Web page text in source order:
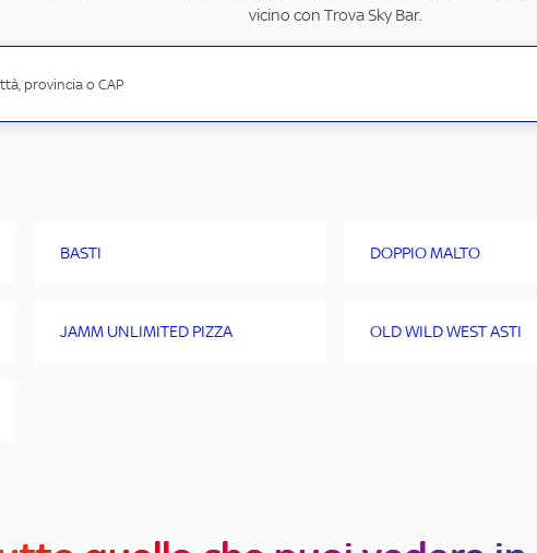
vicino con Trova Sky Bar.
BASTI DOPPIO MALTO
JAMM UNLIMITED PIZZA OLD WILD WEST ASTI